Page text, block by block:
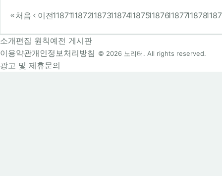
처음 이전1187111872118731187411875118761187711878
소개편집 원칙예전 게시판
이용약관개인정보처리방침
광고 및 제휴문의
© 2026 노리터. All rights reserved.